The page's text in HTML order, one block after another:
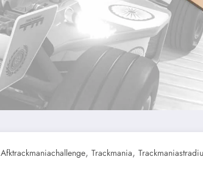
Afktrackmaniachallenge, Trackmania,